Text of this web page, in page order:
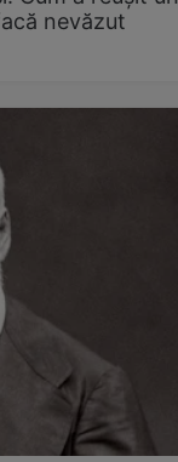
nevăzut